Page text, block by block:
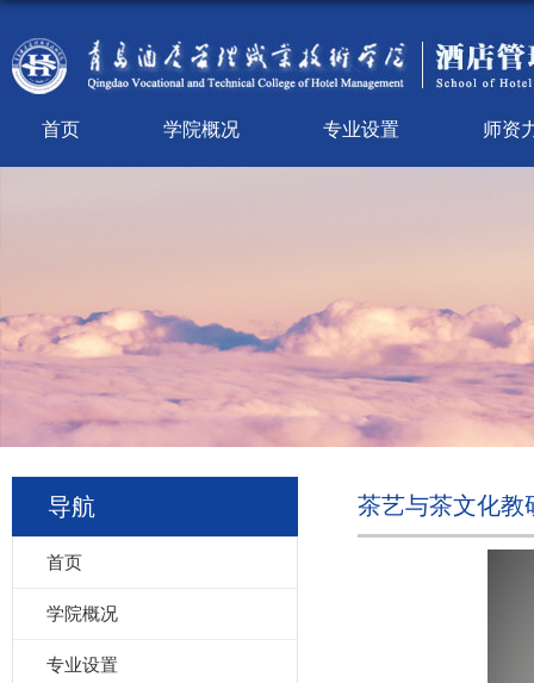
首页 学院概况 专业设置 师资
导航
首页
学院概况
专业设置
茶艺与茶文化教